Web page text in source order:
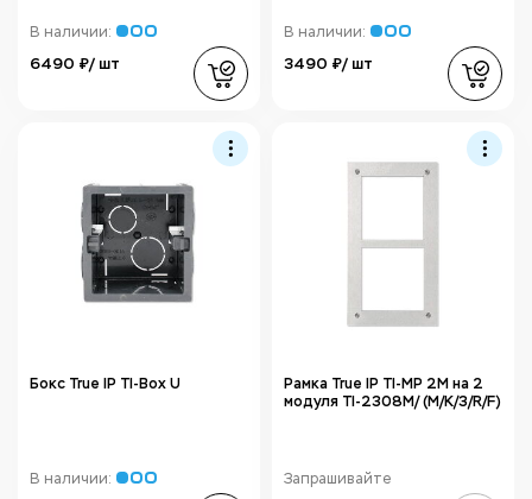
В наличии:
6490 ₽/ шт
В наличии:
3490 ₽/ шт
Бокс True IP TI-Box U
В наличии:
Рамка True IP TI-MP 2M на 2
модуля TI-2308M/ (M/K/3/R/F)
Запрашивайте